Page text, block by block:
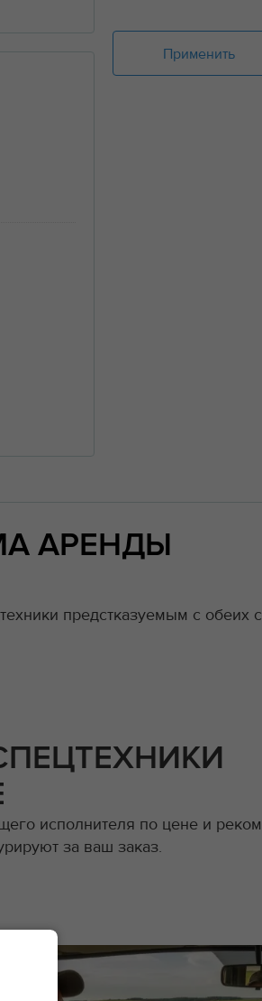
Применить
АРЕНДЫ
предстказуемым с обеих
исполнителя по цене и
за ваш заказ.